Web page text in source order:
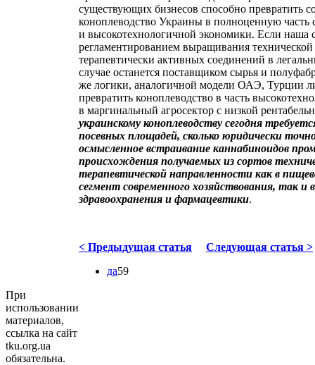
существующих бизнесов способно превратить
коноплеводство Украины в полноценную часть
и высокотехнологичной экономики. Если наша
регламентированием выращивания технической
терапевтически активных соединений в
случае останется поставщиком сырья и
же логики, аналогичной модели ОАЭ, Турции
превратить коноплеводство в часть
в маргинальный агросектор с низкой
украинскому коноплеводству сегодня
посевных площадей, сколько юридически
осмысленное встраивание каннабиноидов
происхождения получаемых из сортов
терапевтической направленности как в
сегмент современного хозяйствования, так и
здравоохранения и фармацевтики.
< Предыдущая статья
Следующая статья >
да59
При
использовании
материалов,
ссылка на сайт
tku.org.ua
обязательна.